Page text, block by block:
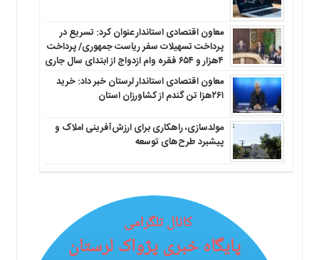
معاون اقتصادی استاندار عنوان کرد: تسریع در
پرداخت تسهیلات سفر ریاست جمهوری/ پرداخت
۴هزار و ۶۵۴ فقره وام ازدواج از ابتدای سال جاری
معاون اقتصادی استاندار لرستان خبر داد: خرید
۲۶۱هزا تن گندم از کشاورزان استان
مولدسازی، راهکاری برای ارزش‌آفرینی املاک و
پیشبرد طرح‌های توسعه